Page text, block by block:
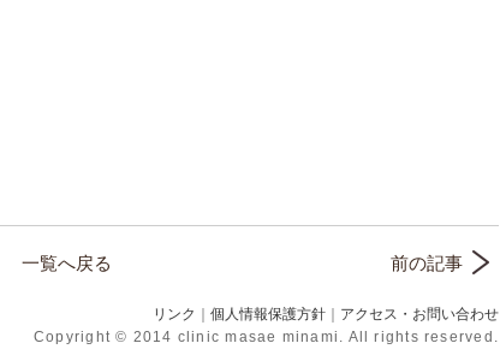
一覧へ戻る 前の記事
リンク 個人情報保護方針
アクセス・お問い合わせ
Copyright © 2014 clinic masae minami. All rights reserved.